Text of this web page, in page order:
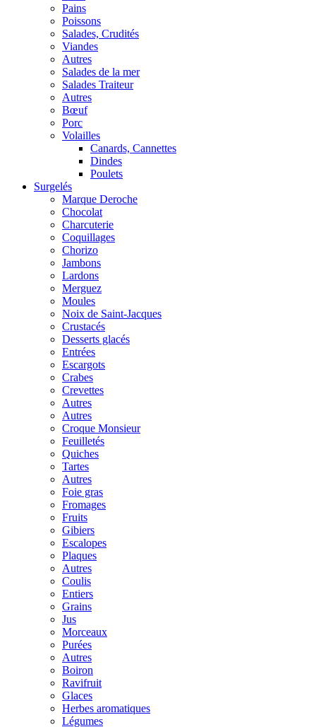
Pains
Poissons
Salades, Crudités
Viandes
Autres
Salades de la mer
Salades Traiteur
Autres
Bœuf
Porc
Volailles
Canards, Cannettes
Dindes
Poulets
Surgelés
Marque Deroche
Chocolat
Charcuterie
Coquillages
Chorizo
Jambons
Lardons
Merguez
Moules
Noix de Saint-Jacques
Crustacés
Desserts glacés
Entrées
Escargots
Crabes
Crevettes
Autres
Autres
Croque Monsieur
Feuilletés
Quiches
Tartes
Autres
Foie gras
Fromages
Fruits
Gibiers
Escalopes
Plaques
Autres
Coulis
Entiers
Grains
Jus
Morceaux
Purées
Autres
Boiron
Ravifruit
Glaces
Herbes aromatiques
Légumes